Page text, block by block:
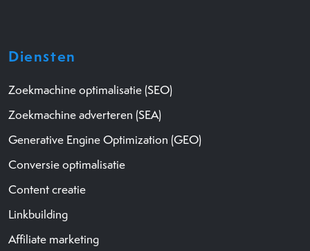
Diensten
Zoekmachine optimalisatie (SEO)
Zoekmachine adverteren (SEA)
Generative Engine Optimization (GEO)
Conversie optimalisatie
Content creatie
Linkbuilding
Affiliate marketing